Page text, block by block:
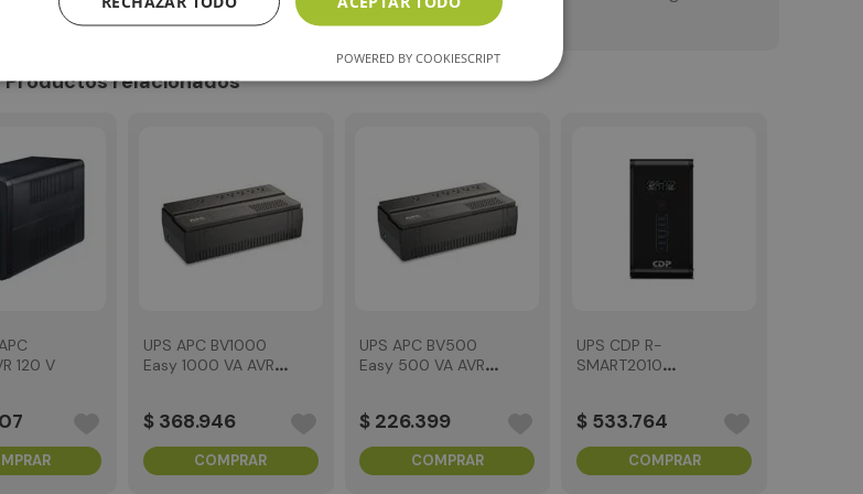
Productos relacionados
120 V
UPS APC BV1000
Easy 1000 VA AVR
$ 368.946
COMPRAR
UPS APC BV500
Easy 500 VA AVR
$ 226.399
COMPRAR
UPS CDP R-
SMART2010
$ 533.764
COMPRAR
POWERED BY COOKIESCRIPT